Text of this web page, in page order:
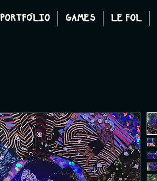
PORTFÓLIO GAMES LE FOL